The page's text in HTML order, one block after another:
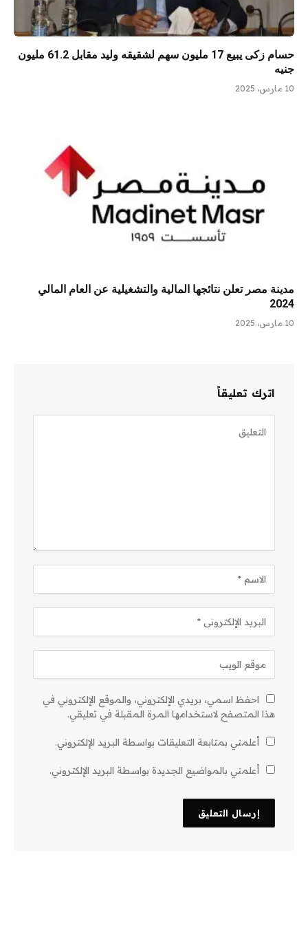
حسام زكى يبيع 17 مليون سهم لشقيقه وليد مقابل 61.2 مليون
جنيه
10 مارس، 2025
مدينة مصر تعلن نتائجها المالية والتشغيلية عن العام المالي
2024
10 مارس، 2025
اترك تعليقاً
احفظ اسمي، بريدي الإلكتروني، والموقع الإلكتروني في
هذا المتصفح لاستخدامها المرة المقبلة في تعليقي.
أعلمني بمتابعة التعليقات بواسطة البريد الإلكتروني.
أعلمني بالمواضيع الجديدة بواسطة البريد الإلكتروني.